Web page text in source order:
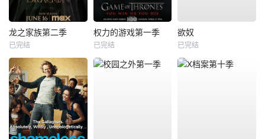
龙之家族第二季
已完结
权力的游戏第一季
已完结
欲奴
已完结